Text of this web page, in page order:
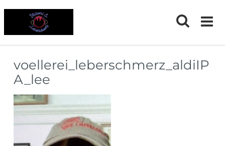
voellerei_leberschmerz_aldiIP
A_lee